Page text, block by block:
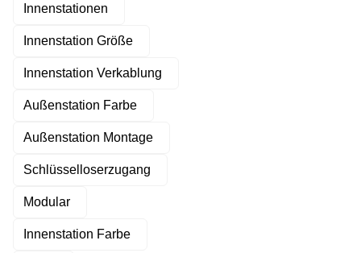
Innenstationen
Innenstation Größe
Innenstation Verkablung
Außenstation Farbe
Außenstation Montage
Schlüsselloserzugang
Modular
Innenstation Farbe